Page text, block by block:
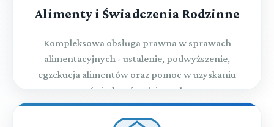
Alimenty i Świadczenia Rodzinne
Kompleksowa obsługa prawna w sprawach
alimentacyjnych - ustalenie, podwyższenie,
egzekucja alimentów oraz pomoc w uzyskaniu
świadczeń rodzinnych